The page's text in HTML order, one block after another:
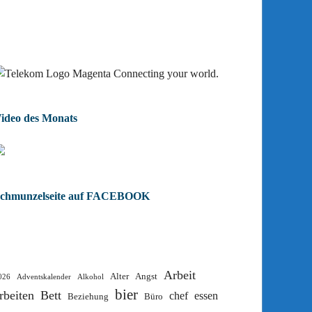
des Monats
auf FACEBOOK
Adventskalender Alkohol Alter Angst
Arbeit
Bett Beziehung bier Büro chef essen